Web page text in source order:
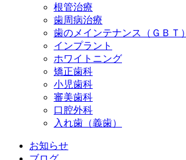
根管治療
歯周病治療
歯のメインテナンス（ＧＢＴ）
インプラント
ホワイトニング
矯正歯科
小児歯科
審美歯科
口腔外科
入れ歯（義歯）
お知らせ